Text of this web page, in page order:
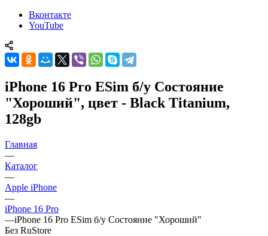
Вконтакте
YouTube
iPhone 16 Pro ESim б/у Состояние
"Хороший", цвет - Black Titanium,
128gb
Главная
—
Каталог
—
Apple iPhone
—
iPhone 16 Pro
—iPhone 16 Pro ESim б/у Состояние "Хороший"
Без RuStore